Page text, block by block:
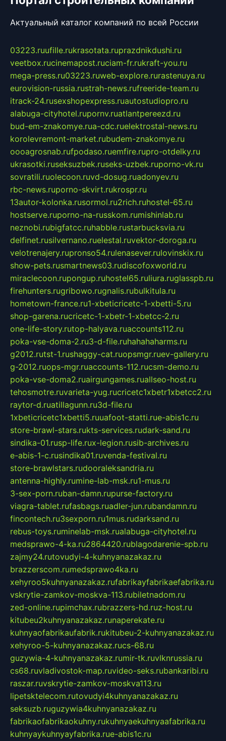
Актуальный каталог компаний по всей России
03223.ruufille.rukrasotata.ruprazdnikdushi.ru
veetbox.rucinemapost.ruciam-fr.rukraft-you.ru
mega-press.ru03223.ruweb-explore.rurastenuya.ru
eurovision-russia.rustrah-news.rufreeride-team.ru
itrack-24.rusexshopexpress.ruautostudiopro.ru
alabuga-cityhotel.rupornv.ruatlantpereezd.ru
bud-em-znakomye.rua-cdc.ruelektrostal-news.ru
korolevremont-market.rubudem-znakomye.ru
oooagrosnab.rufpodaso.ruemfire.rupro-otdelky.ru
ukrasotki.ruseksuzbek.ruseks-uzbek.ruporno-vk.ru
sovratili.ruolecoon.ruvd-dosug.ruadonyev.ru
rbc-news.ruporno-skvirt.rukrospr.ru
13autor-kolonka.rusormol.ru2rich.ruhostel-65.ru
hostserve.ruporno-na-russkom.rumishinlab.ru
neznobi.rubigfatcc.ruhabble.rustarbucksvia.ru
delfinet.rusilvernano.ruelestal.ruvektor-doroga.ru
velotrenajery.rupronso54.rulenasever.rulovinskix.ru
show-pets.rusmartnews03.rudiscofoxworld.ru
miraclecoon.rupongup.ruhostel65.ruliura.ruglasspb.ru
firehunters.rugribowo.rugnalis.rubulkitula.ru
hometown-france.ru1-xbeticricetc-1-xbetti-5.ru
shop-garena.rucricetc-1-xbetr-1-xbetcc-2.ru
one-life-story.rutop-halyava.ruaccounts112.ru
poka-vse-doma-2.ru3-d-file.ruhahahaharms.ru
g2012.rutst-1.rushaggy-cat.ruopsmgr.ruev-gallery.ru
g-2012.ruops-mgr.ruaccounts-112.rucsm-demo.ru
poka-vse-doma2.ruairgungames.ruallseo-host.ru
tehosmotre.ruvarieta-yug.rucricetc1xbetr1xbetcc2.ru
raytor-d.ruatillagunn.ru3d-file.ru
1xbeticricetc1xbetti5.ruuafoot-statti.rue-abis1c.ru
store-brawl-stars.rukts-services.rudark-sand.ru
sindika-01.rusp-life.rux-legion.rusib-archives.ru
e-abis-1-c.rusindika01.ruvenda-festival.ru
store-brawlstars.rudooraleksandria.ru
antenna-highly.rumine-lab-msk.ru1-mus.ru
3-sex-porn.ruban-damn.rupurse-factory.ru
viagra-tablet.rufasbags.ruadler-jun.rubandamn.ru
fincontech.ru3sexporn.ru1mus.rudarksand.ru
rebus-toys.ruminelab-msk.rualabuga-cityhotel.ru
medsprawo-4-ka.ru2864420.rublagodarenie-spb.ru
zajmy24.rutovudyi-4-kuhnyanazakaz.ru
brazzerscom.rumedsprawo4ka.ru
xehyroo5kuhnyanazakaz.rufabrikayfabrikaefabrika.ru
vskrytie-zamkov-moskva-113.rubiletnadom.ru
zed-online.rupimchax.rubrazzers-hd.ruz-host.ru
kitubeu2kuhnyanazakaz.runaperekate.ru
kuhnyaofabrikaufabrik.rukitubeu-2-kuhnyanazakaz.ru
xehyroo-5-kuhnyanazakaz.rucs-68.ru
guzywia-4-kuhnyanazakaz.rumir-tk.ruvlknrussia.ru
cs68.ruvladivostok-map.ruvideo-seks.rubankaribi.ru
raszar.ruvskrytie-zamkov-moskva113.ru
lipetsktelecom.rutovudyi4kuhnyanazakaz.ru
seksuzb.ruguzywia4kuhnyanazakaz.ru
fabrikaofabrikaokuhny.rukuhnyaekuhnyaafabrika.ru
kuhnyaykuhnyayfabrika.rue-abis1c.ru